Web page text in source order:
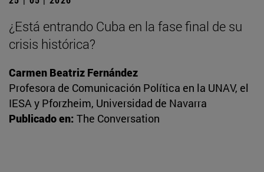
¿Está entrando Cuba en la fase final de su
crisis histórica?
Carmen Beatriz Fernández
Profesora de Comunicación Política en la UNAV, el
IESA y Pforzheim, Universidad de Navarra
Publicado en: The Conversation